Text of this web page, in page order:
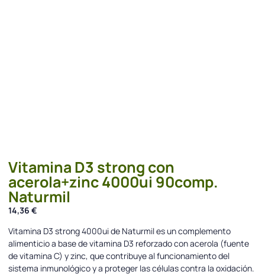
Vitamina D3 strong con
acerola+zinc 4000ui 90comp.
Naturmil
14,36 €
Vitamina D3 strong 4000ui de Naturmil es un complemento
alimenticio a base de vitamina D3 reforzado con acerola (fuente
de vitamina C) y zinc, que contribuye al funcionamiento del
sistema inmunológico y a proteger las células contra la oxidación.